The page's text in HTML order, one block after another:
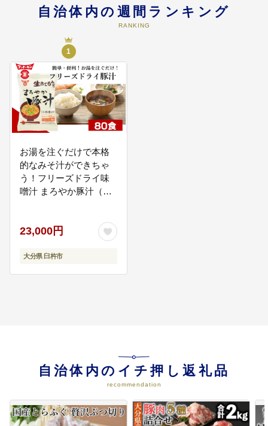
自治体内の週間ランキング
RANKING
1
お湯を注ぐだけで本格
的なみそ汁ができちゃ
う！フリーズドライ味
噌汁 まろやか豚汁（８
23,000円
大分県 臼杵市
自治体内のイチ押し返礼品
recommendation